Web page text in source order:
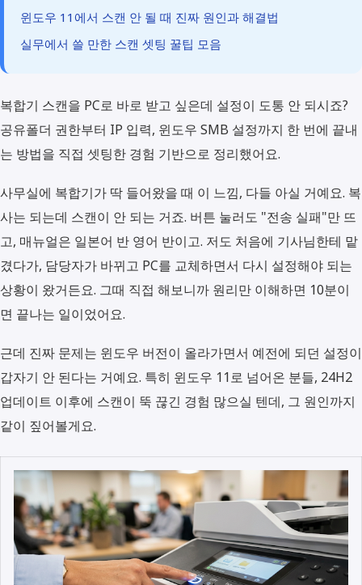
윈도우 11에서 스캔 안 될 때 진짜 원인과 해결법
실무에서 쓸 만한 스캔 셋팅 꿀팁 모음
복합기 스캔을 PC로 바로 받고 싶은데 설정이 도통 안 되시죠?
공유폴더 권한부터 IP 입력, 윈도우 SMB 설정까지 한 번에 끝내
는 방법을 직접 셋팅한 경험 기반으로 정리했어요.
사무실에 복합기가 딱 들어왔을 때 이 느낌, 다들 아실 거예요. 복
사는 되는데 스캔이 안 되는 거죠. 버튼 눌러도 "전송 실패"만 뜨
고, 매뉴얼은 일본어 반 영어 반이고. 저도 처음에 기사님한테 맡
겼다가, 담당자가 바뀌고 PC를 교체하면서 다시 설정해야 되는
상황이 왔거든요. 그때 직접 해보니까 원리만 이해하면 10분이
면 끝나는 일이었어요.
근데 진짜 문제는 윈도우 버전이 올라가면서 예전에 되던 설정이
갑자기 안 된다는 거예요. 특히 윈도우 11로 넘어온 분들, 24H2
업데이트 이후에 스캔이 뚝 끊긴 경험 많으실 텐데, 그 원인까지
같이 짚어볼게요.